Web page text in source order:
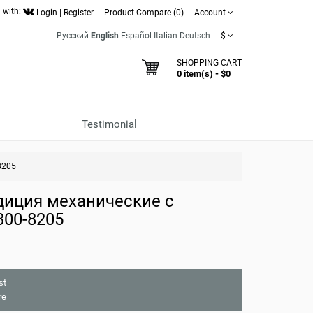
with: Login Register Product Compare (0) Account
Русский English Español Italian Deutsch $
SHOPPING CART
0 item(s) - $0
Testimonial
механические с
8205